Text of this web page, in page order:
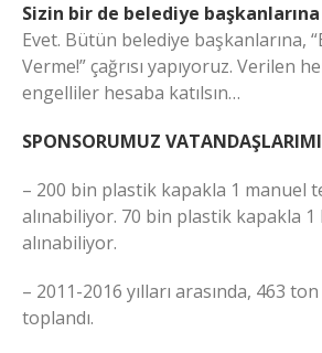
Sizin bir de belediye başkanlarına
Evet. Bütün belediye başkanlarına,
Verme!” çağrısı yapıyoruz. Verilen
engelliler hesaba katılsın…
SPONSORUMUZ
– 200 bin plastik kapakla 1 manuel
alınabiliyor. 70 bin plastik kapakla
alınabiliyor.
– 2011-2016 yılları arasında, 463
toplandı.